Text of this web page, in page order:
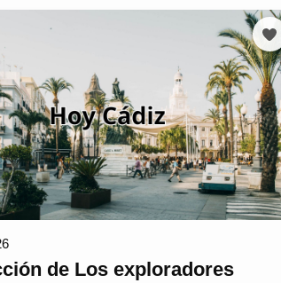
de Los exploradores